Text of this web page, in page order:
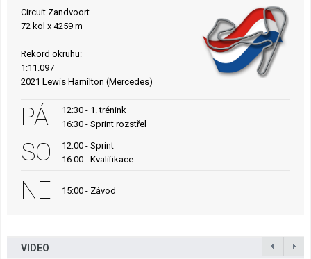
Circuit Zandvoort
72 kol x 4259 m
Rekord okruhu:
1:11.097
2021 Lewis Hamilton (Mercedes)
PÁ
12:30 - 1. trénink
16:30 - Sprint rozstřel
SO
12:00 - Sprint
16:00 - Kvalifikace
NE 15:00 - Závod
VIDEO